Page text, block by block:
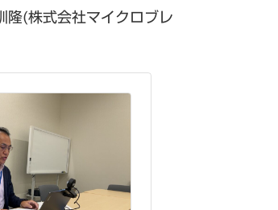
隆(株式会社マイクロブレ